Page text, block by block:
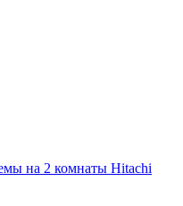
на 2 комнаты Hitachi